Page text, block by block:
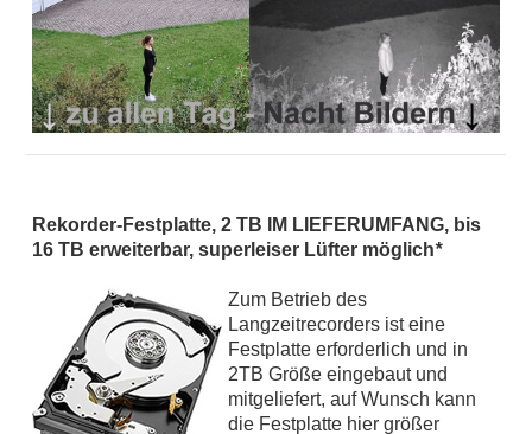
Rekorder-Festplatte, 2 TB IM LIEFERUMFANG, bis
16 TB erweiterbar, superleiser Lüfter möglich*
Zum Betrieb des
Langzeitrecorders ist eine
Festplatte erforderlich und in
2TB Größe eingebaut und
mitgeliefert, auf Wunsch kann
die Festplatte hier größer